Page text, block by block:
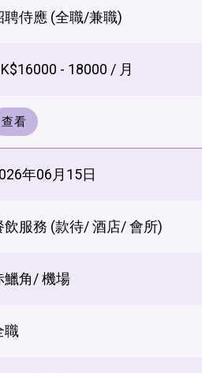
聘侍應 (全職/兼職)
- 18000 / 月
查看
年06月15日
飲服務 (款待/ 酒店/ 會所)
鱲角/ 機場
職